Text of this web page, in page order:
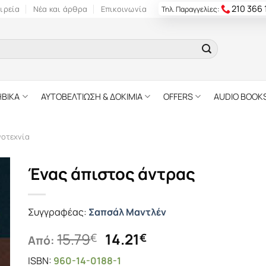
Νέα και άρθρα Επικοινωνία Τηλ. Παραγγελίες: 210 366
ΑΥΤΟΒΕΛΤΙΩΣΗ & ΔΟΚΙΜΙΑ OFFERS AUDIO
Ένας άπιστος άντρας
Συγγραφέας: Σαπσάλ Μαντλέν
Από:15.79€ Original
price
14.21€Η
ISBN: 960-14-0188-1